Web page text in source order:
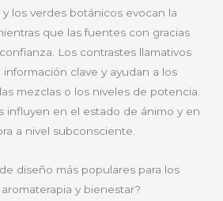
los verdes botánicos evocan la
que las fuentes con gracias
Los contrastes llamativos
información clave y ayudan a los
mezclas o los niveles de potencia.
influyen en el estado de ánimo y en
a nivel subconsciente.
diseño más populares para los
y bienestar?